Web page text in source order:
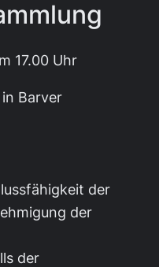
17.00 Uhr
Barver
der
der
der